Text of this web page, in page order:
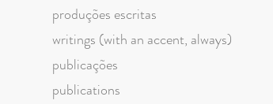
produções escritas
writings (with an accent, always)
publicações
publications